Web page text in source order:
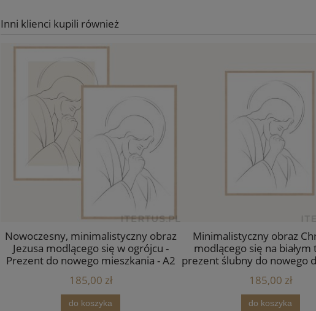
Inni klienci kupili również
Nowoczesny, minimalistyczny obraz
Jezusa modlącego się w ogrójcu -
Prezent do nowego mieszkania - A2
185,00 zł
do koszyka
Minimalistyczny obraz
modlącego się na białym
prezent ślubny do nowego
185,00 zł
do koszyka